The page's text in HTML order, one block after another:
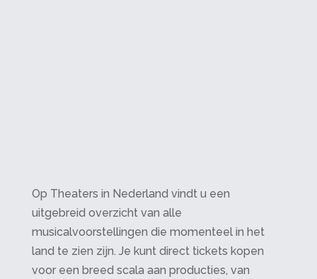
Op Theaters in Nederland vindt u een
uitgebreid overzicht van alle
musicalvoorstellingen die momenteel in het
land te zien zijn. Je kunt direct tickets kopen
voor een breed scala aan producties, van